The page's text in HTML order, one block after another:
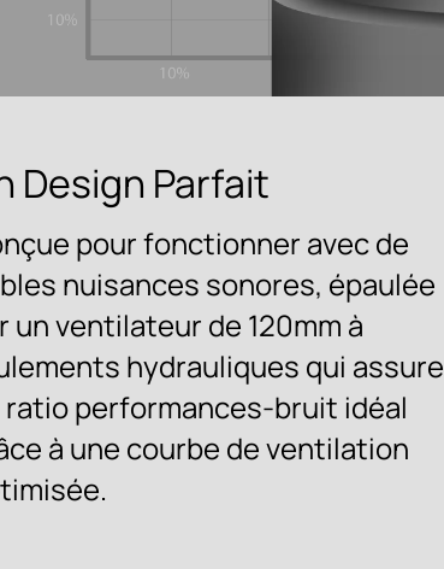
Design Parfait
pour fonctionner avec de
nuisances sonores, épaulée
un ventilateur de 120mm à
hydrauliques qui assure
ratio performances-bruit idéal
à une courbe de ventilation